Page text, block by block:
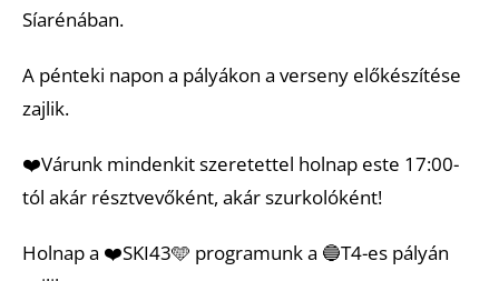
Síarénában.
A pénteki napon a pályákon a verseny előkészítése
zajlik.
❤️Várunk mindenkit szeretettel holnap este 17:00-
tól akár résztvevőként, akár szurkolóként!
Holnap a ❤️SKI43🩵 programunk a 🔵T4-es pályán